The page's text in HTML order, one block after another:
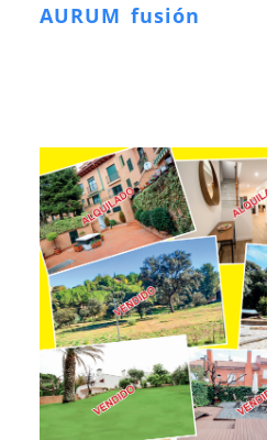
AURUM fusión